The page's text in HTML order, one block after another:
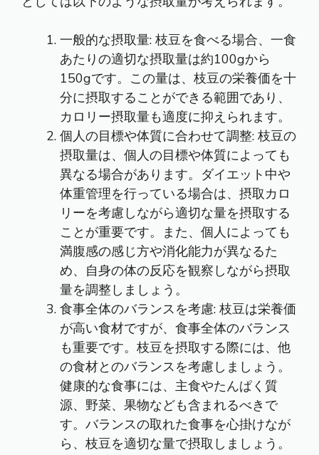
一般的な摂取量: 枝豆を食べる場合、一食
あたりの適切な摂取量は約100gから
150gです。この量は、枝豆の栄養価を十
分に摂取することができる範囲であり、
カロリー摂取量も適度に抑えられます。
個人の目標や体質に合わせて調整: 枝豆の
摂取量は、個人の目標や体質によっても
異なる場合があります。ダイエット中や
体重管理を行っている場合は、摂取カロ
リーを考慮しながら適切な量を摂取する
ことが重要です。また、個人によっても
満腹感の感じ方や消化能力が異なるた
め、自身の体の反応を観察しながら摂取
量を調整しましょう。
食事全体のバランスを考慮: 枝豆は栄養価
が高い食材ですが、食事全体のバランス
も重要です。枝豆を摂取する際には、他
の食材とのバランスを考慮しましょう。
健康的な食事には、主食やたんぱく質
源、野菜、果物なども含まれるべきで
す。バランスの取れた食事を心掛けなが
ら、枝豆を適切な量で摂取しましょう。